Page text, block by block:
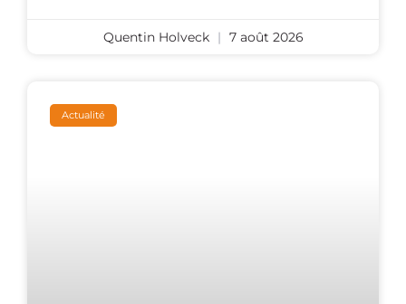
Quentin Holveck 7 août 2026
Actualité